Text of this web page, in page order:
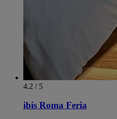
4.2 / 5
ibis Roma Feria